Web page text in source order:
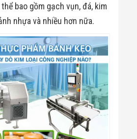
bao gồm gạch vụn, đá, kim
nhựa và nhiều hơn nữa.